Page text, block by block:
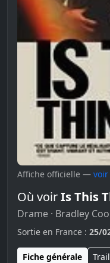
Affiche officielle — voir
Où voirIs This
Drame · Bradley
Sortie en France : 25/
Fiche générale